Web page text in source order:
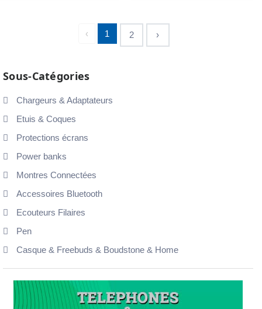
‹ 1 2 ›
Sous-Catégories
Chargeurs & Adaptateurs
Etuis & Coques
Protections écrans
Power banks
Montres Connectées
Accessoires Bluetooth
Ecouteurs Filaires
Pen
Casque & Freebuds & Boudstone & Home